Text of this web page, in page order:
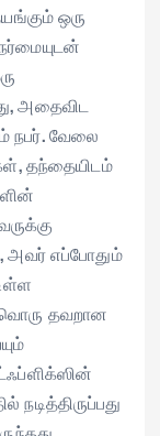
ஒரு
அதைவிட
நபர். வேலை
தந்தையிடம்
அவர் எப்போதும்
தவறான